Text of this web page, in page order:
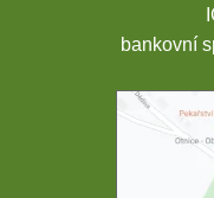
bankovní